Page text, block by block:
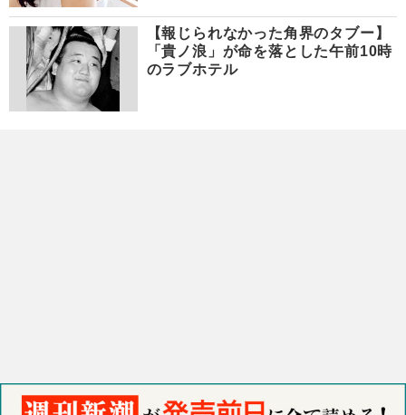
【報じられなかった角界のタブー】
「貴ノ浪」が命を落とした午前10時
のラブホテル